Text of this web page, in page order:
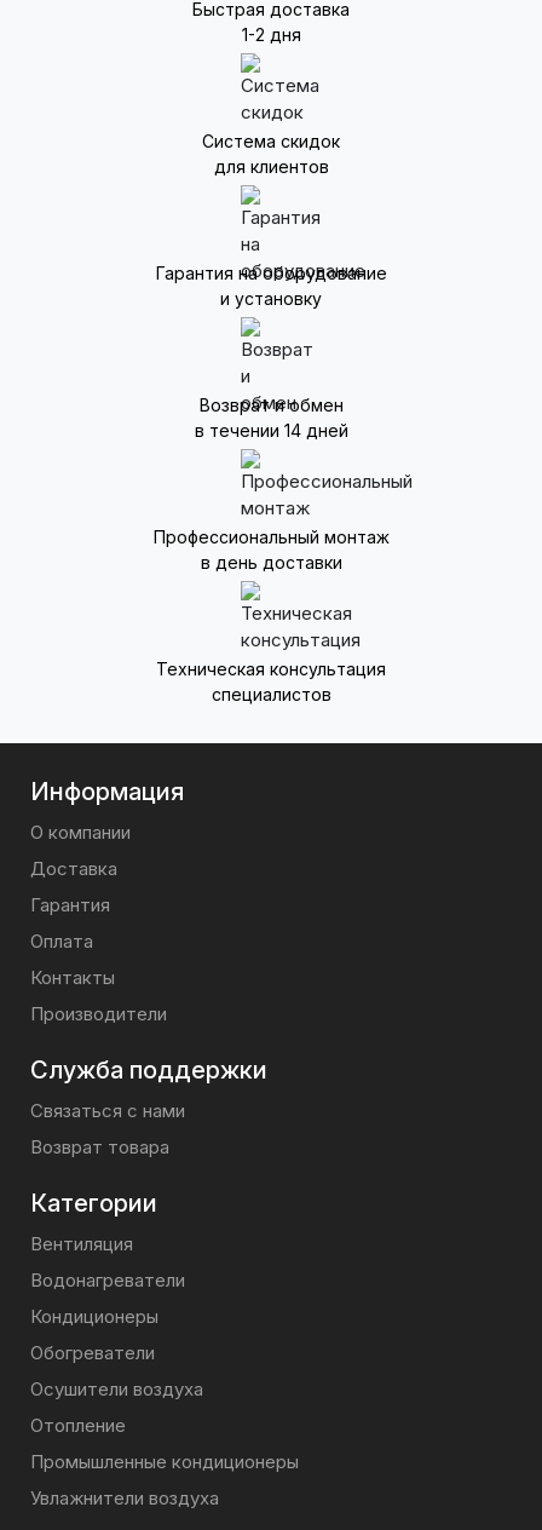
Быстрая доставка
1-2 дня
Система скидок
для клиентов
Гарантия на оборудование
и установку
Возврат и обмен
в течении 14 дней
Профессиональный монтаж
в день доставки
Техническая консультация
специалистов
Информация
О компании
Доставка
Гарантия
Оплата
Контакты
Производители
Служба поддержки
Связаться с нами
Возврат товара
Категории
Вентиляция
Водонагреватели
Кондиционеры
Обогреватели
Осушители воздуха
Отопление
Промышленные кондиционеры
Увлажнители воздуха